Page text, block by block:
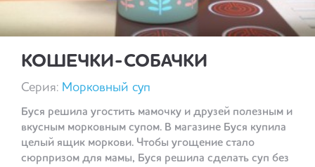
КОШЕЧКИ-СОБАЧКИ
Серия: Морковный суп
Буся решила угостить мамочку и друзей полезным и
вкусным морковным супом. В магазине Буся купила
целый ящик моркови. Чтобы угощение стало
сюрпризом для мамы, Буся решила сделать суп без